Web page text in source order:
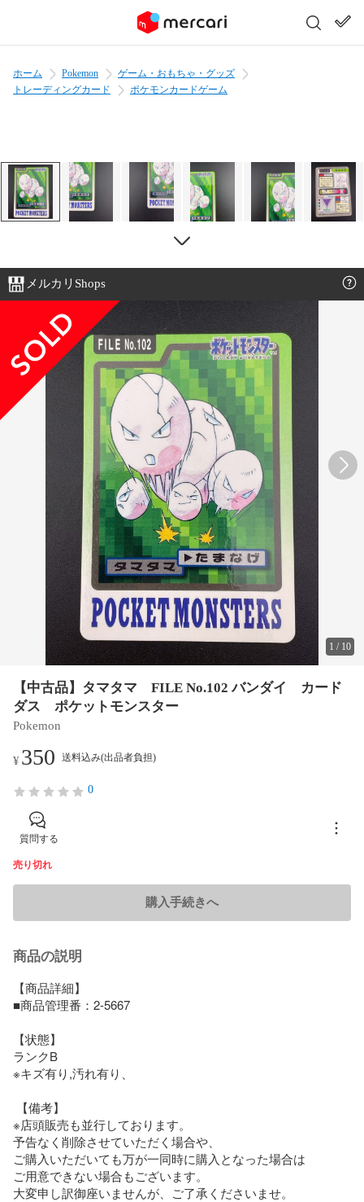
ホーム Pokemon
ゲーム・おもちゃ・グッズ
トレーディングカード
ポケモンカードゲーム
メルカリShops
1 / 10
【中古品】タマタマ FILE No.102 バンダイ カード
ダス ポケットモンスター
Pokemon
¥350 送料込み(出品者負担)
0
質問する
売り切れ
購入手続きへ
商品の説明
【商品詳細】
■商品管理番：2-5667
【状態】
ランクB
※キズ有り,汚れ有り、
【備考】
※店頭販売も並行しております。
予告なく削除させていただく場合や、
ご購入いただいても万が一同時に購入となった場合は
ご用意できない場合もございます。
大変申し訳御座いませんが、ご了承くださいませ。